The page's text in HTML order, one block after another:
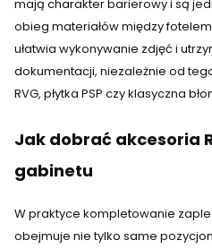
mają charakter barierowy i są
obieg materiałów między
ułatwia wykonywanie zdjęć i
dokumentacji, niezależnie od
RVG, płytka PSP czy klasyczna
Jak dobrać akcesoria
gabinetu
W praktyce kompletowanie
obejmuje nie tylko same